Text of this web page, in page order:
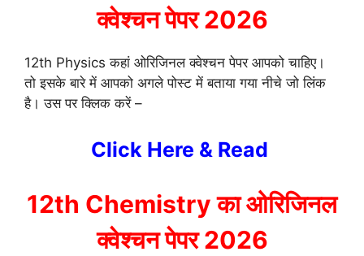
क्वेश्चन पेपर 2026
12th Physics कहां ओरिजिनल क्वेश्चन पेपर आपको चाहिए।
तो इसके बारे में आपको अगले पोस्ट में बताया गया नीचे जो लिंक
है। उस पर क्लिक करें –
Click Here & Read
12th Chemistry का ओरिजिनल
क्वेश्चन पेपर 2026